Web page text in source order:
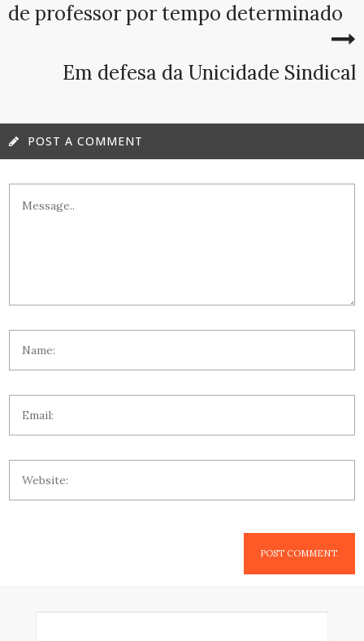
de professor por tempo determinado
Em defesa da Unicidade Sindical
POST A COMMENT